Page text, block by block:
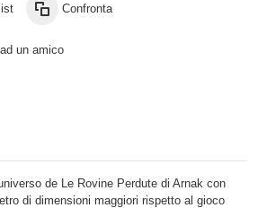
Confronta
un amico
de Le Rovine Perdute di Arnak con
di dimensioni maggiori rispetto al gioco